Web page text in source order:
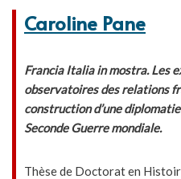
Caroline Pane
Francia Italia in mostra. Les
observatoires des relations
construction d’une
Seconde Guerre mondiale.
Thèse de Doctorat en